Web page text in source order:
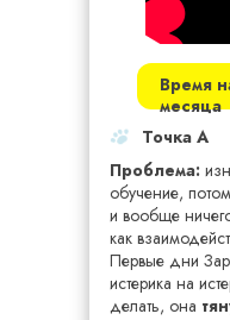
Проблема:
обучение,
и вообще
как
Первые дни
истерика на
делать, она
Точка А
Время
месяца